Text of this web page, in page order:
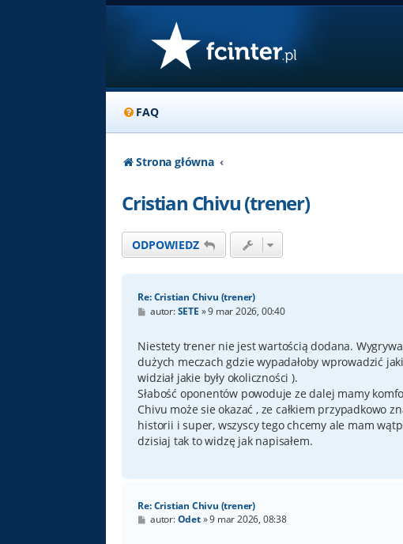
FAQ
Strona główna
Cristian Chivu (trener)
ODPOWIEDZ
Re: Cristian Chivu (trener)
P
t
autor:SETE »9 mar 2026, 00:40
Niestety trener nie jest wartością dodana.
dużych meczach gdzie wypadałoby wprowadzić
widział jakie były okoliczności ).
Słabość oponentów powoduje ze dalej mamy
Chivu może sie okazać , ze całkiem przypadkowo
historii i super, wszyscy tego chcemy ale mam
dzisiaj tak to widzę jak napisałem.
Re: Cristian Chivu (trener)
Pautor:Odet»9 mar 2026, 08:38